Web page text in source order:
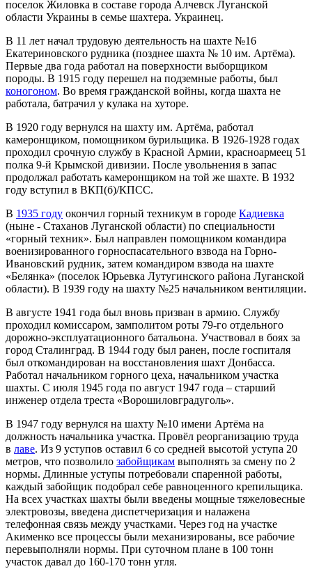
поселок Жиловка в составе города Алчевск Луганской
области Украины в семье шахтера. Украинец.
В 11 лет начал трудовую деятельность на шахте №16
Екатериновского рудника (позднее шахта № 10 им. Артёма).
Первые два года работал на поверхности выборщиком
породы. В 1915 году перешел на подземные работы, был
коногоном. Во время гражданской войны, когда шахта не
работала, батрачил у кулака на хуторе.
В 1920 году вернулся на шахту им. Артёма, работал
камеронщиком, помощником бурильщика. В 1926-1928 годах
проходил срочную службу в Красной Армии, красноармеец 51
полка 9-й Крымской дивизии. После увольнения в запас
продолжал работать камеронщиком на той же шахте. В 1932
году вступил в ВКП(б)/КПСС.
В 1935 году окончил горный техникум в городе Кадиевка
(ныне - Стаханов Луганской области) по специальности
«горный техник». Был направлен помощником командира
военизированного горноспасательного взвода на Горно-
Ивановский рудник, затем командиром взвода на шахте
«Белянка» (поселок Юрьевка Лутугинского района Луганской
области). В 1939 году на шахту №25 начальником вентиляции.
В августе 1941 года был вновь призван в армию. Службу
проходил комиссаром, замполитом роты 79-го отдельного
дорожно-эксплуатационного батальона. Участвовал в боях за
город Сталинград. В 1944 году был ранен, после госпиталя
был откомандирован на восстановления шахт Донбасса.
Работал начальником горного цеха, начальником участка
шахты. С июля 1945 года по август 1947 года – старший
инженер отдела треста «Ворошиловградуголь».
В 1947 году вернулся на шахту №10 имени Артёма на
должность начальника участка. Провёл реорганизацию труда
в лаве. Из 9 уступов оставил 6 со средней высотой уступа 20
метров, что позволило забойщикам выполнять за смену по 2
нормы. Длинные уступы потребовали спаренной работы,
каждый забойщик подобрал себе равноценного крепильщика.
На всех участках шахты были введены мощные тяжеловесные
электровозы, введена диспетчеризация и налажена
телефонная связь между участками. Через год на участке
Акименко все процессы были механизированы, все рабочие
перевыполняли нормы. При суточном плане в 100 тонн
участок давал до 160-170 тонн угля.